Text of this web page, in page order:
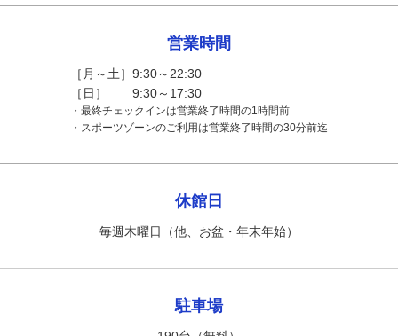
営業時間
［月～土］9:30～22:30
［日］ 9:30～17:30
・最終チェックインは営業終了時間の1時間前
・スポーツゾーンのご利用は営業終了時間の30分前迄
休館日
毎週木曜日（他、お盆・年末年始）
駐車場